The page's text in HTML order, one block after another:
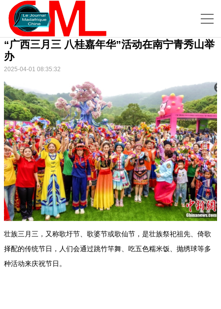
“广西三月三 八桂嘉年华”活动在南宁青秀山举
办
2025-04-01 08:35:32
壮族三月三，又称歌圩节、歌婆节或歌仙节，是壮族祭祀祖先、倚歌
择配的传统节日，人们会通过跳竹竿舞、吃五色糯米饭、抛绣球等多
种活动来庆祝节日。